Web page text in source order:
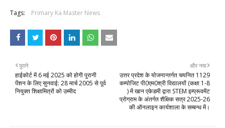
Tags: Primary Ka Master News
और नया
उत्तर प्रदेश के योजनान्तर्गत चयनित 1129
कम्पोजिट पी0एम0श्री विद्यालयों (कक्षा 1-8
) में खान एकेडमी द्वारा STEM इम्प्रूवमेंट
प्रोग्राम के अंतर्गत शैक्षिक सत्र 2025-26
की ऑनलाइन कार्यशाला के सम्बन्ध में।
पुराने
हाईकोर्ट में 6 मई 2025 को होगी पुरानी
पेंशन के लिए सुनवाई: 28 मार्च 2005 से पूर्व
नियुक्त शिक्षामित्रों को उम्मीद